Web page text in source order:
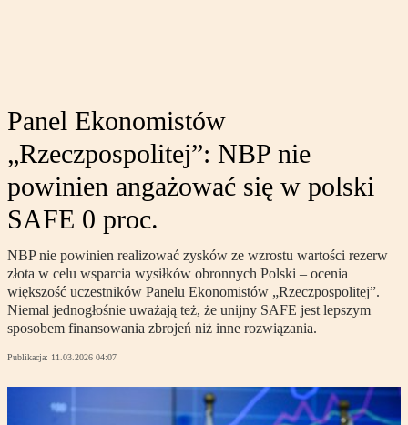
Panel Ekonomistów
„Rzeczpospolitej”: NBP nie
powinien angażować się w polski
SAFE 0 proc.
NBP nie powinien realizować zysków ze wzrostu wartości rezerw
złota w celu wsparcia wysiłków obronnych Polski – ocenia
większość uczestników Panelu Ekonomistów „Rzeczpospolitej”.
Niemal jednogłośnie uważają też, że unijny SAFE jest lepszym
sposobem finansowania zbrojeń niż inne rozwiązania.
Publikacja: 11.03.2026 04:07